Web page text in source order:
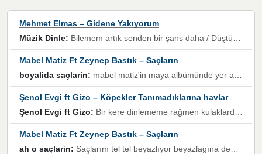
Mehmet Elmas – Gidene Yakıyorum
Müzik Dinle: Bilemem artık senden bir şans daha / Düştüğün zaman ben olmayacağım yanında” dizeleri, artık geçmişin tekrarına izin verilmeyeceğini, kişisel sınırların çizildiğini gösteriyor.
Mabel Matiz Ft Zeynep Bastık – Saçların
boyalida saçlarin: mabel matiz'in maya albümünde yer alan güzellerden. parça da şarkı hani! müzikal altyapısına vurulduğum, sözlerinde kaybolduğum bir parça olmuş.
Şenol Evgi ft Gizo – Köpekler Tanımadıklarına havlar
Şenol Evgi ft Gizo: Bir kere dinlememe rağmen kulaklardan gitmiyor sen sen sen sen kurban ol sen sen sen sen hayran ol yükses ses müzik dinleme sebebisiniz canlar bomba gibi patladınız maşallah
Mabel Matiz Ft Zeynep Bastık – Saçların
ah o saçlarin: Saçlarım tel tel beyazlıyor beyazlagına degil yanımda sen yoksun ona üzülüyorum günler bir bir geçiyor geçen günlere değil sensiz geçen günlere darılıyorum,Dinledikce asla kavusamayacagim ama asla unutamicagim sevdiğim adam için yanar içim